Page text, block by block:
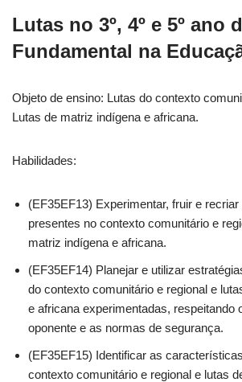
Lutas no 3º, 4º e 5º ano
Fundamental na
Objeto de ensino: Lutas do contexto
Lutas de matriz indígena e africana.
Habilidades:
(EF35EF13) Experimentar, fruir e
presentes no contexto comunitário e
matriz indígena e africana.
(EF35EF14) Planejar e utilizar
do contexto comunitário e regional e
e africana experimentadas, respeitando
oponente e as normas de segurança.
(EF35EF15) Identificar as
contexto comunitário e regional e lutas